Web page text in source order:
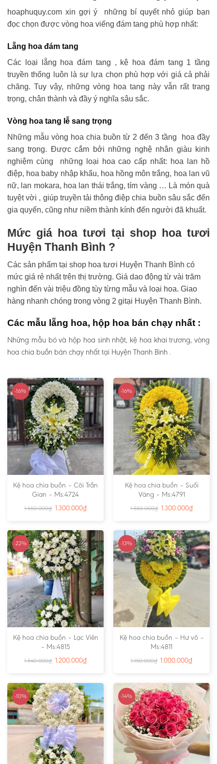
hoaphuquy.com xin gợi ý những bí quyết nhỏ giúp bạn
đọc chọn được vòng hoa viếng đám tang phù hợp nhất:
Lẵng hoa đám tang
Các loại lẵng hoa đám tang , kệ hoa đám tang 1 tầng
truyền thống luôn là sự lựa chọn phù hợp với giá cả phải
chăng. Tuy vậy, những vòng hoa tang này vẫn rất trang
trọng, chân thành và đầy ý nghĩa sâu sắc.
Vòng hoa tang lễ sang trọng
Những mẫu vòng hoa chia buồn từ 2 đến 3 tầng hoa đầy
sang trọng. Được cắm bởi những nghệ nhân giàu kinh
nghiệm cùng những loại hoa cao cấp nhất: hoa lan hồ
điệp, hoa baby nhập khẩu, hoa hồng môn trắng, hoa lan vũ
nữ, lan mokara, hoa lan thái trắng, tím vàng … Là món quà
tuyệt vời , giúp truyền tải thông điệp chia buồn sâu sắc đến
gia quyến, cũng như niềm thành kính đến người đã khuất.
Mức giá hoa tươi tại shop hoa tươi
Huyện Thanh Bình ?
Các sản phẩm tại shop hoa tươi Huyện Thanh Bình có
mức giá rẻ nhất trên thị trường. Giá dao động từ vài trăm
nghìn đến vài triệu đồng tùy từng mẫu và loại hoa. Giao
hàng nhanh chóng trong vòng 2 gitại Huyện Thanh Bình.
Các mẫu lẵng hoa, hộp hoa bán chạy nhất :
Những mẫu bó và hộp hoa sinh nhật, kệ hoa khai trương, vòng
hoa chia buồn bán chạy nhất tại Huyện Thanh Bình .
-16%
Kệ hoa chia buồn – Cõi Trần
Gian – Ms:4724
1.550.000₫ 1.300.000₫
-16%
Kệ hoa chia buồn – Suối
Vàng – Ms:4791
1.550.000₫ 1.300.000₫
-22%
Kệ hoa chia buồn – Lạc Viên
– Ms:4815
1.540.000₫ 1.200.000₫
-13%
Kệ hoa chia buồn – Hư vô –
Ms:4811
1.150.000₫ 1.000.000₫
-10% -14%